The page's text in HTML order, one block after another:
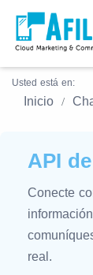
Usted está en:
Inicio
API
Conecte
real.